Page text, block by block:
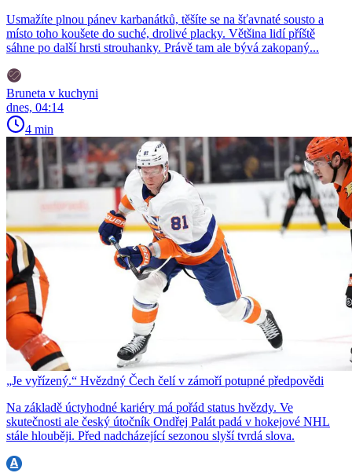
Usmažíte plnou pánev karbanátků, těšíte se na šťavnaté sousto a
místo toho koušete do suché, drolivé placky. Většina lidí příště
sáhne po další hrsti strouhanky. Právě tam ale bývá zakopaný...
Bruneta v kuchyni
dnes, 04:14
4 min
„Je vyřízený.“ Hvězdný Čech čelí v zámoří potupné předpovědi
Na základě úctyhodné kariéry má pořád status hvězdy. Ve
skutečnosti ale český útočník Ondřej Palát padá v hokejové NHL
stále hlouběji. Před nadcházející sezonou slyší tvrdá slova.